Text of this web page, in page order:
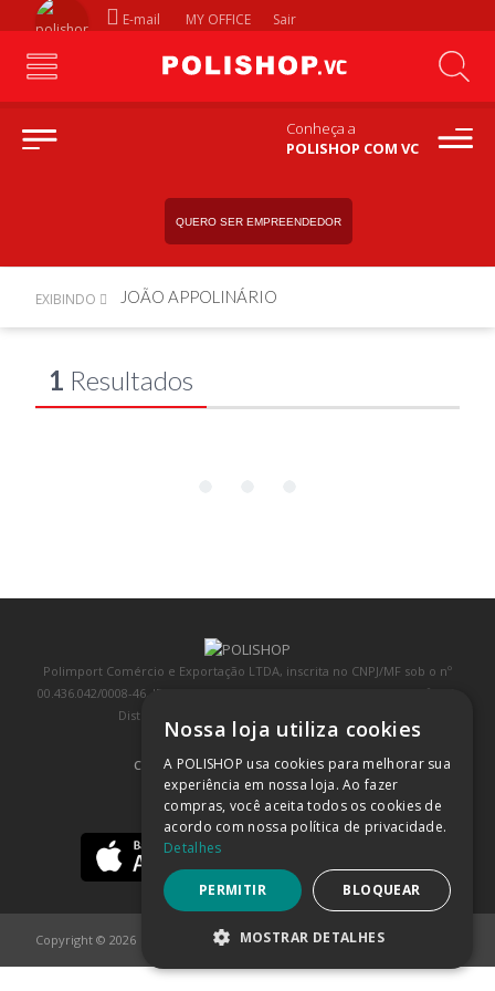
E-mail MY OFFICE Sair
Conheça a
POLISHOP COM VC
QUERO SER EMPREENDEDOR
EXIBINDO JOÃO APPOLINÁRIO
1 Resultados
Polimport Comércio e Exportação LTDA, inscrita no CNPJ/MF sob o nº
00.436.042/0008-46, IE 407.458.707.103, com sede na Rua Kanebo, nº 175,
Distrito Industrial, Jundiaí/SP, CEP: 13213-090
COMPRA 100% SEGURA (SAIBA MAIS)
BAIXE NOSSO APP
Copyright © 2026
Nossa loja utiliza cookies
A POLISHOP usa cookies para melhorar sua
experiência em nossa loja. Ao fazer
compras, você aceita todos os cookies de
acordo com nossa política de privacidade.
Detalhes
PERMITIR BLOQUEAR
MOSTRAR DETALHES
ESTRITAMENTE NECESSÁRIOS